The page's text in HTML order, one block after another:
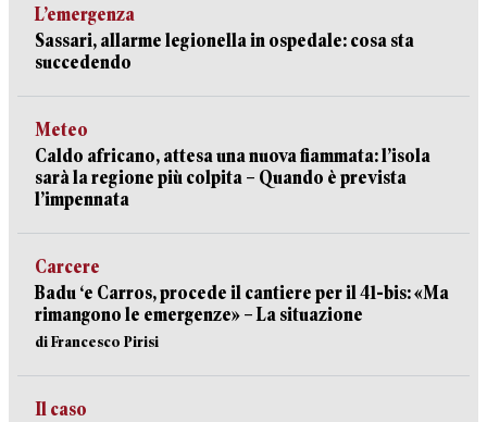
L’emergenza
Sassari, allarme legionella in ospedale: cosa sta
succedendo
Meteo
Caldo africano, attesa una nuova fiammata: l’isola
sarà la regione più colpita – Quando è prevista
l’impennata
Carcere
Badu ‘e Carros, procede il cantiere per il 41-bis: «Ma
rimangono le emergenze» – La situazione
di Francesco Pirisi
Il caso